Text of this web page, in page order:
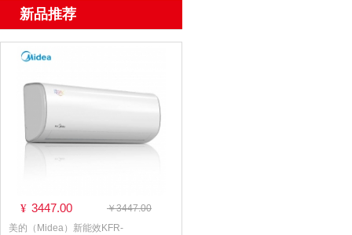
新品推荐
¥ 3447.00
￥3447.00
美的（Midea）新能效KFR-